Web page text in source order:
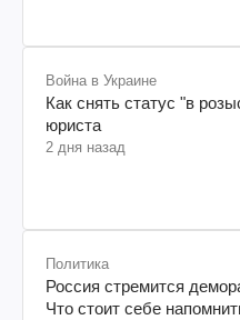
Война в Украине
Как снять статус "в
юриста
2 дня назад
Политика
Россия стремится
Что стоит себе